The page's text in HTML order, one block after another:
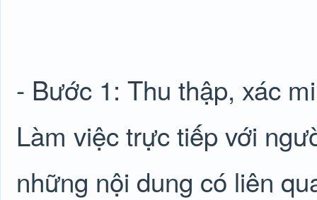
- Bước 1: Thu thập, xác
Làm việc trực tiếp với
những nội dung có liên